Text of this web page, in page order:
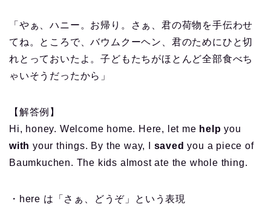
「やぁ、ハニー。お帰り。さぁ、君の荷物を手伝わせ
てね。ところで、バウムクーヘン、君のためにひと切
れとっておいたよ。子どもたちがほとんど全部食べち
ゃいそうだったから」
【解答例】
Hi, honey. Welcome home. Here, let me help you
with your things. By the way, I saved you a piece of
Baumkuchen. The kids almost ate the whole thing.
・here は「さぁ、どうぞ」という表現